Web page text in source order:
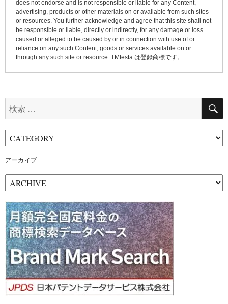
does not endorse and is not responsible or liable for any Content,
advertising, products or other materials on or available from such sites
or resources. You further acknowledge and agree that this site shall not
be responsible or liable, directly or indirectly, for any damage or loss
caused or alleged to be caused by or in connection with use of or
reliance on any such Content, goods or services available on or
through any such site or resource. TMfesta は登録商標です。
索:
アーカイブ
ー
カ
イ
ブ